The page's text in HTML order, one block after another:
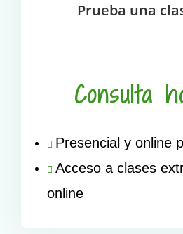
Prueba una
Consulta
Presencial y online
Acceso a clases
online